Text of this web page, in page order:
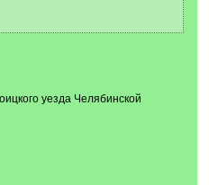
уезда Челябинской